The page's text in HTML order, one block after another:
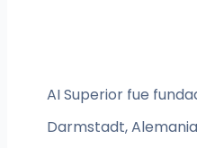
AI Superior fue
Darmstadt,